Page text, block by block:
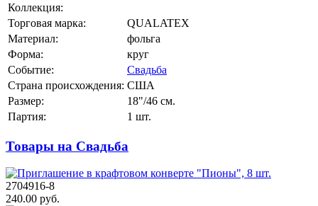
Коллекция:
Торговая марка:
QUALATEX
Материал:
фольга
Форма:
круг
Событие:
Свадьба
Страна происхождения: США
Размер:
18"/46 см.
Партия:
1 шт.
Товары на Свадьба
2704916-8
240.00 руб.